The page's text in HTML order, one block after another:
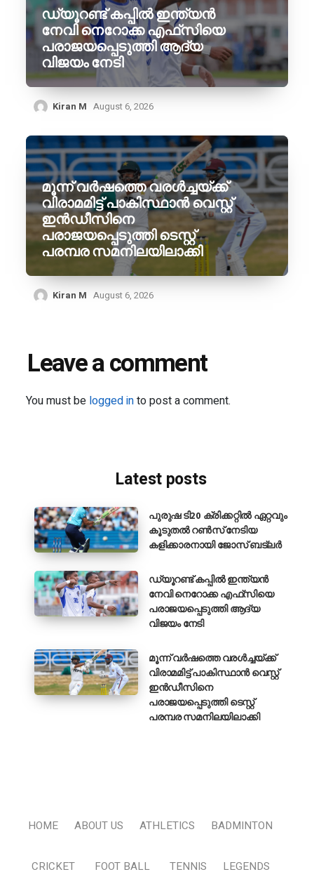
ഡ്യൂറണ്ട് കപ്പിൽ ഇന്ത്യൻ
നേവി നെറോക്ക എഫ്‌സിയെ
പരാജയപ്പെടുത്തി ആദ്യ
വിജയം നേടി
Kiran M August 6, 2026
മൂന്ന് വർഷത്തെ വരൾച്ചയ്ക്ക്
വിരാമമിട്ട് പാകിസ്ഥാൻ വെസ്റ്റ്
ഇൻഡീസിനെ
പരാജയപ്പെടുത്തി ടെസ്റ്റ്
പരമ്പര സമനിലയിലാക്കി
Kiran M August 6, 2026
Leave a comment
You must be logged into post a comment.
Latest posts
പുരുഷ ടി20 ക്രിക്കറ്റിൽ ഏറ്റവും
കൂടുതൽ റൺസ് നേടിയ
കളിക്കാരനായി ജോസ് ബട്‌ലർ
ഡ്യൂറണ്ട് കപ്പിൽ ഇന്ത്യൻ
നേവി നെറോക്ക എഫ്‌സിയെ
പരാജയപ്പെടുത്തി ആദ്യ
വിജയം നേടി
മൂന്ന് വർഷത്തെ വരൾച്ചയ്ക്ക്
വിരാമമിട്ട് പാകിസ്ഥാൻ വെസ്റ്റ്
ഇൻഡീസിനെ
പരാജയപ്പെടുത്തി ടെസ്റ്റ്
പരമ്പര സമനിലയിലാക്കി
HOME ABOUT US ATHLETICS BADMINTON
CRICKET FOOT BALL TENNIS LEGENDS